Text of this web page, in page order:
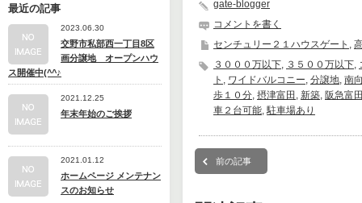
最近の記事
2023.06.30
交野市私部西一丁目8区
画分譲地 オープンハウ
ス開催中(^^♪
2021.12.25
年末年始のご挨拶
2021.01.12
ホームページ メンテナン
スのお知らせ
gate-blogger
コメントを書く
センチュリー２１ハウスゲート ,
３０００万以下, ３５００万以下,
ト , ワイドバルコニー, 分譲地, 南
歩１０分, 摂津富田 , 新築, 阪急富
車２台可能,駐車場あり
前の記事